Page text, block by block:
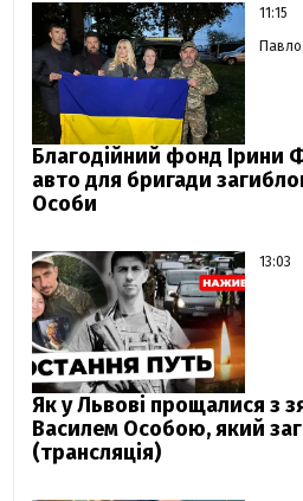
11:15
Благодійний фонд Ірини
авто для бригади
Особи
13:03
Як у Львові прощалися з
Василем Особою, який
(трансляція)